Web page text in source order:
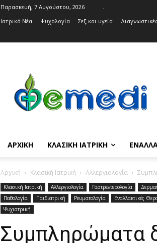
Παρασκευή, 7 Αυγούστου, 2026
.
Ιατρικά Νέα
Ψυχολογία Σεξ και υγεία
ΑΡΧΙΚΉ ΚΛΑΣΙΚΉ ΙΑΤΡΙΚΉ
Αρχική Κλασική Ιατρική Αλλεργιολογία
Κλασική Ιατρική Αλλεργιολογία Γαστρεντερολογία
Παθολογία
Παιδιατρική Ρευματολογία Εναλλακτικές
Ψυχιατρική
Συμπληρώματα